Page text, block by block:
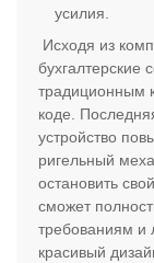
усилия.
Исходя из
бухгалтерские
традиционным
коде.
устройство
ригельный
остановить
сможет
требованиям и
красивый